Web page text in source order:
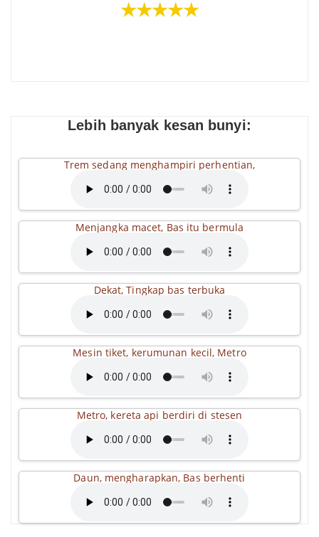
★★★★★
Lebih banyak kesan bunyi:
Trem sedang menghampiri perhentian,
Menjangka macet, Bas itu bermula
Dekat, Tingkap bas terbuka
Mesin tiket, kerumunan kecil, Metro
Metro, kereta api berdiri di stesen
Daun, mengharapkan, Bas berhenti